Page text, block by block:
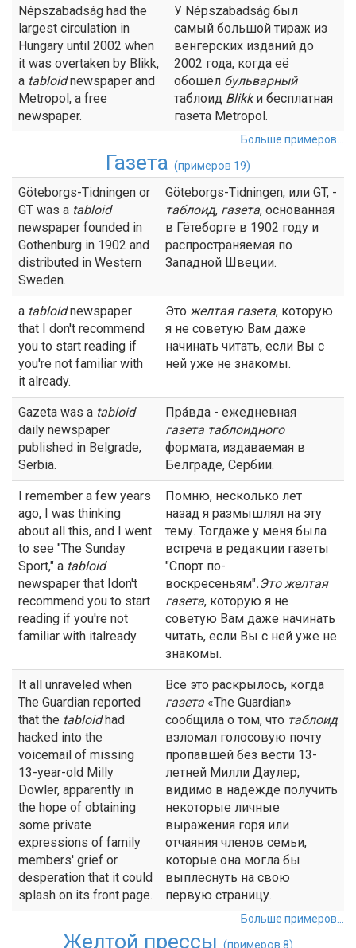
Népszabadság had the
largest circulation in
Hungary until 2002 when
it was overtaken by Blikk,
a tabloidnewspaper and
Metropol, a free
newspaper.
У Népszabadság был
самый большой тираж из
венгерских изданий до
2002 года, когда её
обошёл бульварный
таблоид Blikkи бесплатная
газета Metropol.
Больше примеров...
Газета (примеров 19)
Göteborgs-Tidningen or
GT was a tabloid
newspaper founded in
Gothenburg in 1902 and
distributed in Western
Sweden.
Göteborgs-Tidningen, или GT, -
таблоид, газета, основанная
в Гётеборге в 1902 году и
распространяемая по
Западной Швеции.
a tabloidnewspaper
that I don't recommend
you to start reading if
you're not familiar with
it already.
Это желтая газета, которую
я не советую Вам даже
начинать читать, если Вы с
ней уже не знакомы.
Gazeta was a tabloid
daily newspaper
published in Belgrade,
Serbia.
Пра́вда - ежедневная
газета таблоидного
формата, издаваемая в
Белграде, Сербии.
I remember a few years
ago, I was thinking
about all this, and I went
to see "The Sunday
Sport," a tabloid
newspaper that Idon't
recommend you to start
reading if you're not
familiar with italready.
Помню, несколько лет
назад я размышлял на эту
тему. Тогдаже у меня была
встреча в редакции газеты
"Спорт по-
воскресеньям".Это желтая
газета, которую я не
советую Вам даже начинать
читать, если Вы с ней уже не
знакомы.
It all unraveled when
The Guardian reported
that the tabloidhad
hacked into the
voicemail of missing
13-year-old Milly
Dowler, apparently in
the hope of obtaining
some private
expressions of family
members' grief or
desperation that it could
splash on its front page.
Все это раскрылось, когда
газета «The Guardian»
сообщила о том, что таблоид
взломал голосовую почту
пропавшей без вести 13-
летней Милли Даулер,
видимо в надежде получить
некоторые личные
выражения горя или
отчаяния членов семьи,
которые она могла бы
выплеснуть на свою
первую страницу.
Больше примеров...
Желтой прессы (примеров 8)